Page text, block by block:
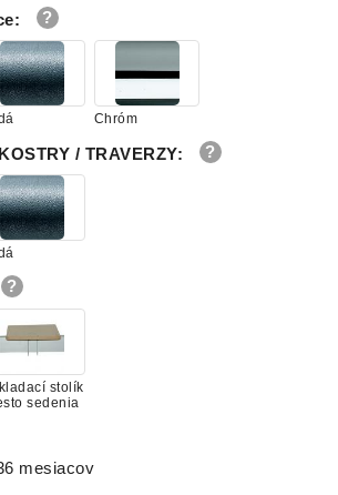
24
bordová
46
Suedine 59
zelená
Suedine 65
modrá svetlá
:
Chróm
/ TRAVERZY:
stolík
sedenia
mesiacov